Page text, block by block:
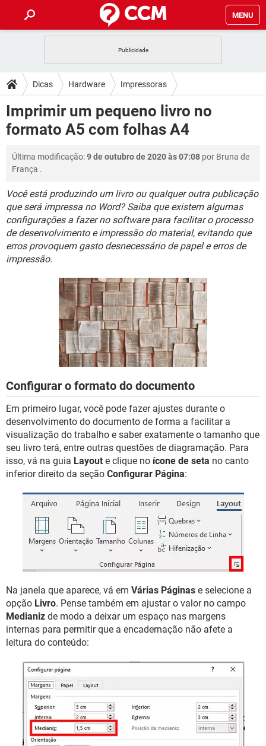
MENU
CELULAR FACEBOOK
OUTLOOK EXCEL
INSTAGRAM GMAIL
DICAS
JOGOS WHATSAPP
CELULAR FACEBOOK
INSTAGRAM GMAIL
DOWNLOADS
JOGOS WHATSAPP
OUTLOOK
INSTAGRAM
GUIA DE COMPRAS
FÓRUM
JOGOS WHATSAPP
OUTLOOK EXCEL
INSTAGRAM GMAIL
GUIA DE COMPRAS
GLOSSÁRIO
JOGOS WHATSAPP
CELULAR FACEBOOK
OUTLOOK EXCEL
INSTAGRAM GMAIL
Dicas Hardware Impressoras
Imprimir um pequeno livro no
formato A5 com folhas A4
Última modificação:9 de outubro de 2020 às 07:08 por Bruna de
França .
Você está produzindo um livro ou qualquer outra publicação
que será impressa no Word? Saiba que existem algumas
configurações a fazer no software para facilitar o processo
de desenvolvimento e impressão do material, evitando que
erros provoquem gasto desnecessário de papel e erros de
impressão.
Configurar o formato do documento
Em primeiro lugar, você pode fazer ajustes durante o
desenvolvimento do documento de forma a facilitar a
visualização do trabalho e saber exatamente o tamanho que
seu livro terá, entre outras questões de diagramação. Para
isso, vá na guia Layout e clique no ícone de seta no canto
inferior direito da seção Configurar Página:
Na janela que aparece, vá em Várias Páginas e selecione a
opção Livro. Pense também em ajustar o valor no campo
Medianiz de modo a deixar um espaço nas margens
internas para permitir que a encadernação não afete a
leitura do conteúdo: